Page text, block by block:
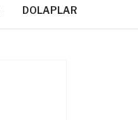
DOLAPLAR